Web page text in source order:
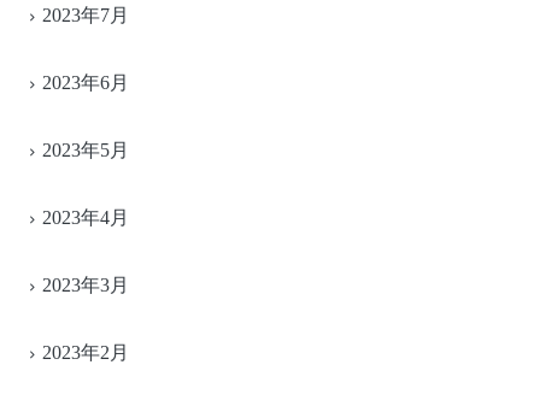
2023年7月
2023年6月
2023年5月
2023年4月
2023年3月
2023年2月